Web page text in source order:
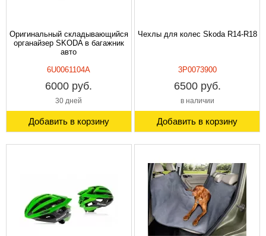
Оригинальный складывающийся
органайзер SKODA в багажник
авто
6U0061104A
6000 руб.
30 дней
Добавить в корзину
Чехлы для колес Skoda R14-R18
3P0073900
6500 руб.
в наличии
Добавить в корзину